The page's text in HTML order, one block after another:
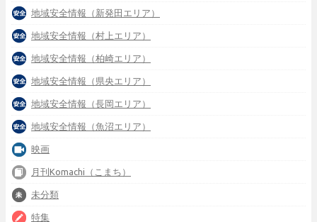
地域安全情報（新発田エリア）
地域安全情報（村上エリア）
地域安全情報（柏崎エリア）
地域安全情報（県央エリア）
地域安全情報（長岡エリア）
地域安全情報（魚沼エリア）
映画
月刊Komachi（こまち）
未分類
特集